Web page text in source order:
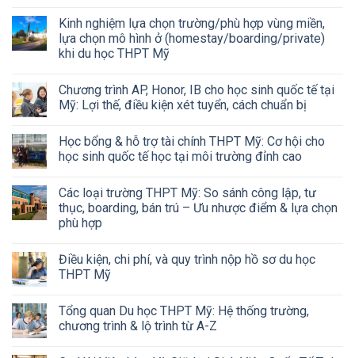
Kinh nghiệm lựa chọn trường/phù hợp vùng miền,
lựa chọn mô hình ở (homestay/boarding/private)
khi du học THPT Mỹ
Chương trình AP, Honor, IB cho học sinh quốc tế tại
Mỹ: Lợi thế, điều kiện xét tuyển, cách chuẩn bị
Học bổng & hỗ trợ tài chính THPT Mỹ: Cơ hội cho
học sinh quốc tế học tại môi trường đỉnh cao
Các loại trường THPT Mỹ: So sánh công lập, tư
thục, boarding, bán trú – Ưu nhược điểm & lựa chọn
phù hợp
Điều kiện, chi phí, và quy trình nộp hồ sơ du học
THPT Mỹ
Tổng quan Du học THPT Mỹ: Hệ thống trường,
chương trình & lộ trình từ A-Z